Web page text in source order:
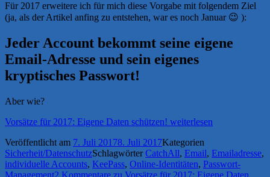
Für 2017 erweitere ich für mich diese Vorgabe mit folgendem Ziel
(ja, als der Artikel anfing zu entstehen, war es noch Januar 😉 ):
Jeder Account bekommt seine eigene
Email-Adresse und sein eigenes
kryptisches Passwort!
Aber wie?
Vorsätze für 2017: Eigene Daten schützen! weiterlesen
Veröffentlicht am 7. Juli 20178. Juli 2017Kategorien
Sicherheit/DatenschutzSchlagwörterCatchAll, Email, Emailadresse,
individuelle Accounts, KeePass, Online-Identitäten, Passwort-
Management2 Kommentare zu Vorsätze für 2017: Eigene Daten